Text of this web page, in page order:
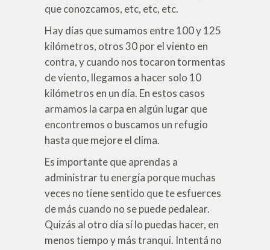
que conozcamos, etc, etc, etc.
Hay días que sumamos entre 100 y 125
kilómetros, otros 30 por el viento en
contra, y cuando nos tocaron tormentas
de viento, llegamos a hacer solo 10
kilómetros en un día. En estos casos
armamos la carpa en algún lugar que
encontremos o buscamos un refugio
hasta que mejore el clima.
Es importante que aprendas a
administrar tu energía porque muchas
veces no tiene sentido que te esfuerces
de más cuando no se puede pedalear.
Quizás al otro día sí lo puedas hacer, en
menos tiempo y más tranqui. Intentá no